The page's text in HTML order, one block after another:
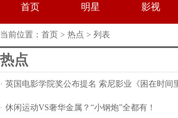
首页 明星 影视
当前位置： 首页 > 热点 > 列表
热点
· 英国电影学院奖公布提名 索尼影业《困在时间
· 休闲运动VS奢华金属？“小钢炮”全都有！